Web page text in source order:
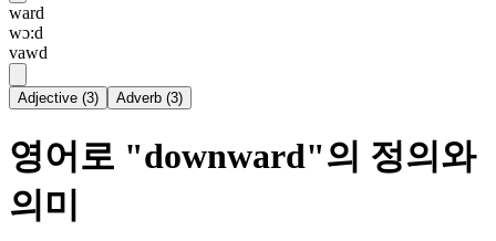
ward
wɔ:d
vawd
Adjective (3) Adverb (3)
영어로 "downward"의 정의와
의미